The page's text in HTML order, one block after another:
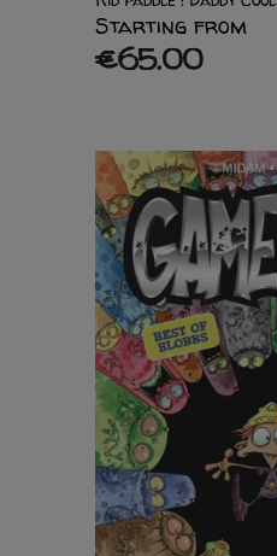
Starting from
€65.00